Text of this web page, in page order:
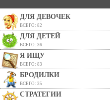
ДЛЯ ДЕВОЧЕК
ВСЕГО: 82
ДЛЯ ДЕТЕЙ
ВСЕГО: 36
Я ИЩУ
ВСЕГО: 83
БРОДИЛКИ
ВСЕГО: 35
СТРАТЕГИИ